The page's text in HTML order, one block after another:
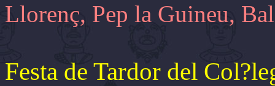
Llorenç, Pep la Guineu,
Festa de Tardor del